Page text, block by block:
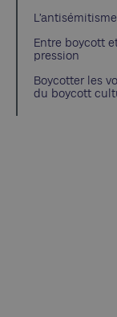
Entre boycott
pression
Boycotter les
du boycott